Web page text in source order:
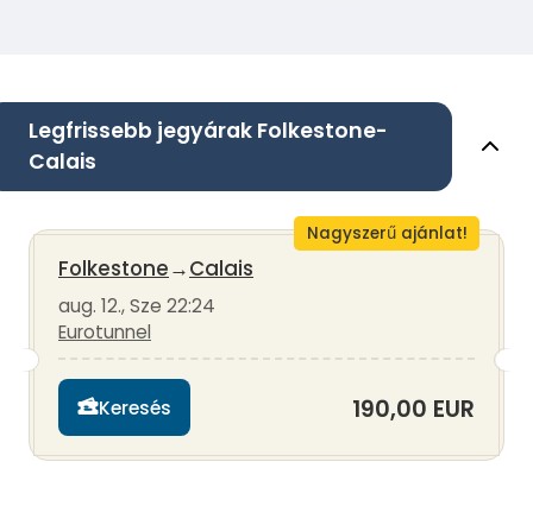
Legfrissebb jegyárak Folkestone-
Calais
Nagyszerű ajánlat!
Folkestone→Calais
aug. 12., Sze 22:24
Eurotunnel
Keresés 190,00 EUR